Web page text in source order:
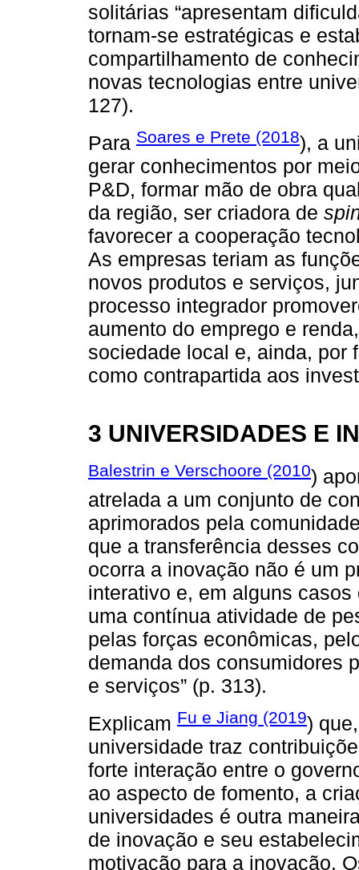
solitárias “apresentam
tornam-se estratégicas e
compartilhamento de
novas tecnologias entre
127).
Para Soares e Prete (2018), a
gerar conhecimentos por
P&D, formar mão de obra
da região, ser criadora de
favorecer a cooperação
As empresas teriam as
novos produtos e serviços,
processo integrador
aumento do emprego e
sociedade local e, ainda, por
como contrapartida aos
3 UNIVERSIDADES E
Balestrin e Verschoore (2010)
atrelada a um conjunto de
aprimorados pela
que a transferência desses
ocorra a inovação não é um
interativo e, em alguns
uma contínua atividade de
pelas forças econômicas,
demanda dos consumidores
e serviços” (p. 313).
Explicam Fu e Jiang (2019)
universidade traz
forte interação entre o
ao aspecto de fomento, a
universidades é outra
de inovação e seu
motivação para a inovação.